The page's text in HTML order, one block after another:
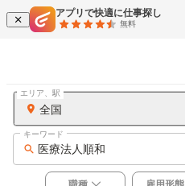
アプリで快適に仕事探し
無料
全国
エリア、駅
医療法人順和
キーワード